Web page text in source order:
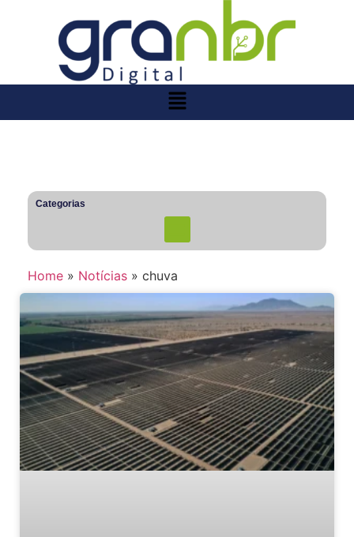
Home » Notícias » chuva
Categorias